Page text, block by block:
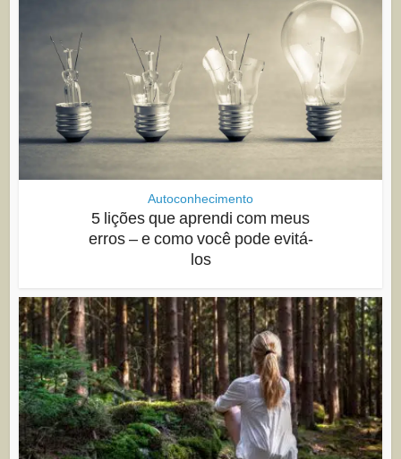
Autoconhecimento
5 lições que aprendi com meus
erros – e como você pode evitá-
los